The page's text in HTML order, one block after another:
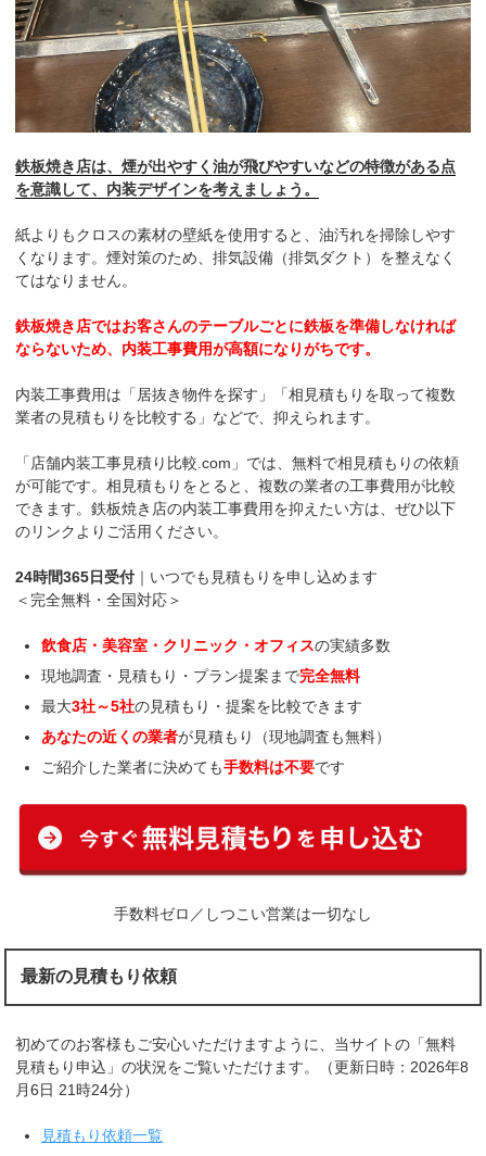
鉄板焼き店は、煙が出やすく油が飛びやすいなどの特徴がある点
を意識して、内装デザインを考えましょう。
紙よりもクロスの素材の壁紙を使用すると、油汚れを掃除しやす
くなります。煙対策のため、排気設備（排気ダクト）を整えなく
てはなりません。
鉄板焼き店ではお客さんのテーブルごとに鉄板を準備しなければ
ならないため、内装工事費用が高額になりがちです。
内装工事費用は「居抜き物件を探す」「相見積もりを取って複数
業者の見積もりを比較する」などで、抑えられます。
「店舗内装工事見積り比較.com」では、無料で相見積もりの依頼
が可能です。相見積もりをとると、複数の業者の工事費用が比較
できます。鉄板焼き店の内装工事費用を抑えたい方は、ぜひ以下
のリンクよりご活用ください。
24時間365日受付 ｜いつでも見積もりを申し込めます
＜完全無料・全国対応＞
飲食店・美容室・クリニック・オフィスの実績多数
現地調査・見積もり・プラン提案まで完全無料
最大3社～5社の見積もり・提案を比較できます
あなたの近くの業者が見積もり（現地調査も無料）
ご紹介した業者に決めても手数料は不要です
手数料ゼロ／しつこい営業は一切なし
最新の見積もり依頼
初めてのお客様もご安心いただけますように、当サイトの「無料
見積もり申込」の状況をご覧いただけます。（更新日時：2026年8
月6日 21時24分）
見積もり依頼一覧